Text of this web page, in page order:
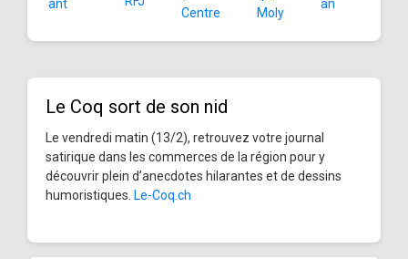
Le Coq sort de son nid
Le vendredi matin (13/2), retrouvez votre journal
satirique dans les commerces de la région pour y
découvrir plein d’anecdotes hilarantes et de dessins
humoristiques. Le-Coq.ch